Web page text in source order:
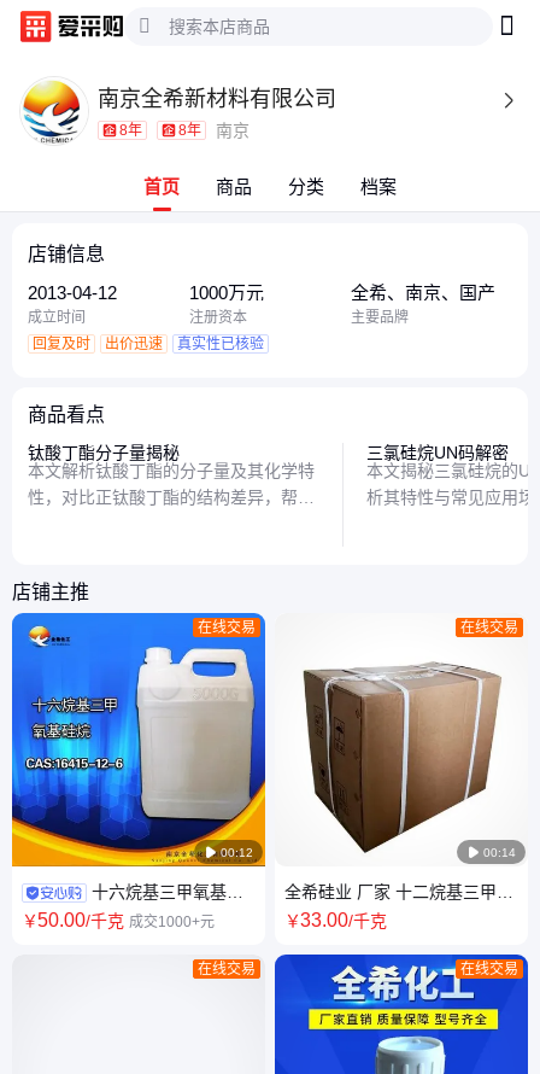
南京全希新材料有限公司 
8年 8年 南京
首页 商品 分类 档案
店铺信息
2013-04-12
成立时间
1000万元
注册资本
全希、南京、国产
主要品牌
回复及时
出价迅速 真实性已核验
商品看点
钛酸丁酯分子量揭秘
本文解析钛酸丁酯的分子量及其化学特
性，对比正钛酸丁酯的结构差异，帮助
三氯硅烷UN码解密
本文揭秘三氯硅烷的
析其特性与常见应用
店铺主推
 00:12
在线交易
十六烷基三甲氧基硅
烷 KBM-3长链硅烷偶联剂 防水
￥50.00/千克 成交1000+元
在线交易
 00:14
在线交易
全希硅业 厂家 十二烷基三甲氧
基硅烷 CAS3069-21-4 粉体 处
￥33.00/千克
在线交易